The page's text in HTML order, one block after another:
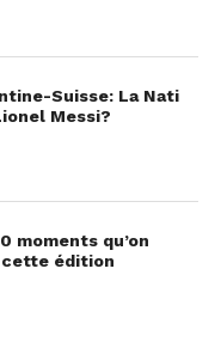
Suisse: La Nati
Messi?
moments qu’on
cette édition